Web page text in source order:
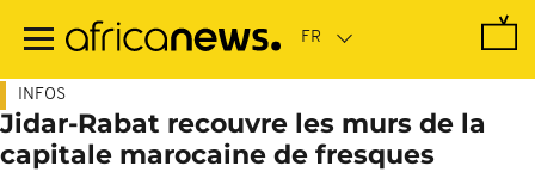
contenu
INFOS
Jidar-Rabat recouvre les murs de la
capitale marocaine de fresques